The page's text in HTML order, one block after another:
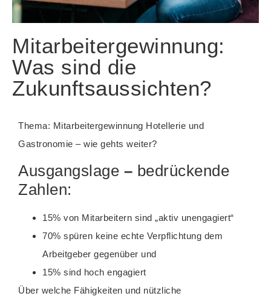
Mitarbeitergewinnung:
Was sind die
Zukunftsaussichten?
Thema: Mitarbeitergewinnung Hotellerie und
Gastronomie – wie gehts weiter?
Ausgangslage – bedrückende
Zahlen:
15% von Mitarbeitern sind „aktiv unengagiert“
70% spüren keine echte Verpflichtung dem
Arbeitgeber gegenüber und
15% sind hoch engagiert
Über welche Fähigkeiten und nützliche